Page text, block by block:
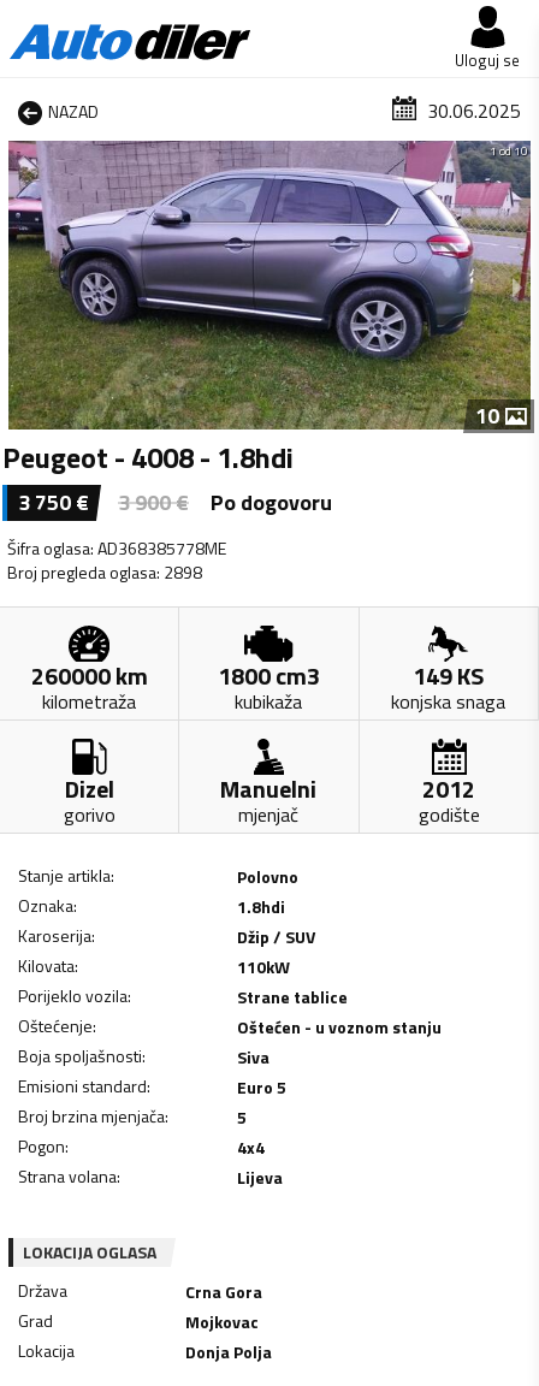
Uloguj se
NAZAD 30.06.2025
1 od 10
10
Peugeot - 4008 - 1.8hdi
3 750€ 3 900€ Po dogovoru
Šifra oglasa:AD368385778ME
Broj pregleda oglasa: 2898
260000km
kilometraža
1800cm3
kubikaža
149KS
konjska snaga
Dizel
gorivo
Manuelni
mjenjač
2012
godište
Stanje artikla:
Polovno
Oznaka:
1.8hdi
Karoserija:
Džip / SUV
Kilovata: 110kW
Porijeklo vozila:
Strane tablice
Oštećenje:
Oštećen - u voznom stanju
Boja spoljašnosti:
Siva
Emisioni standard:
Euro 5
Broj brzina mjenjača:
5
Pogon:
4x4
Strana volana: Lijeva
LOKACIJA OGLASA
Država
Crna Gora
Grad
Mojkovac
Lokacija
Donja Polja